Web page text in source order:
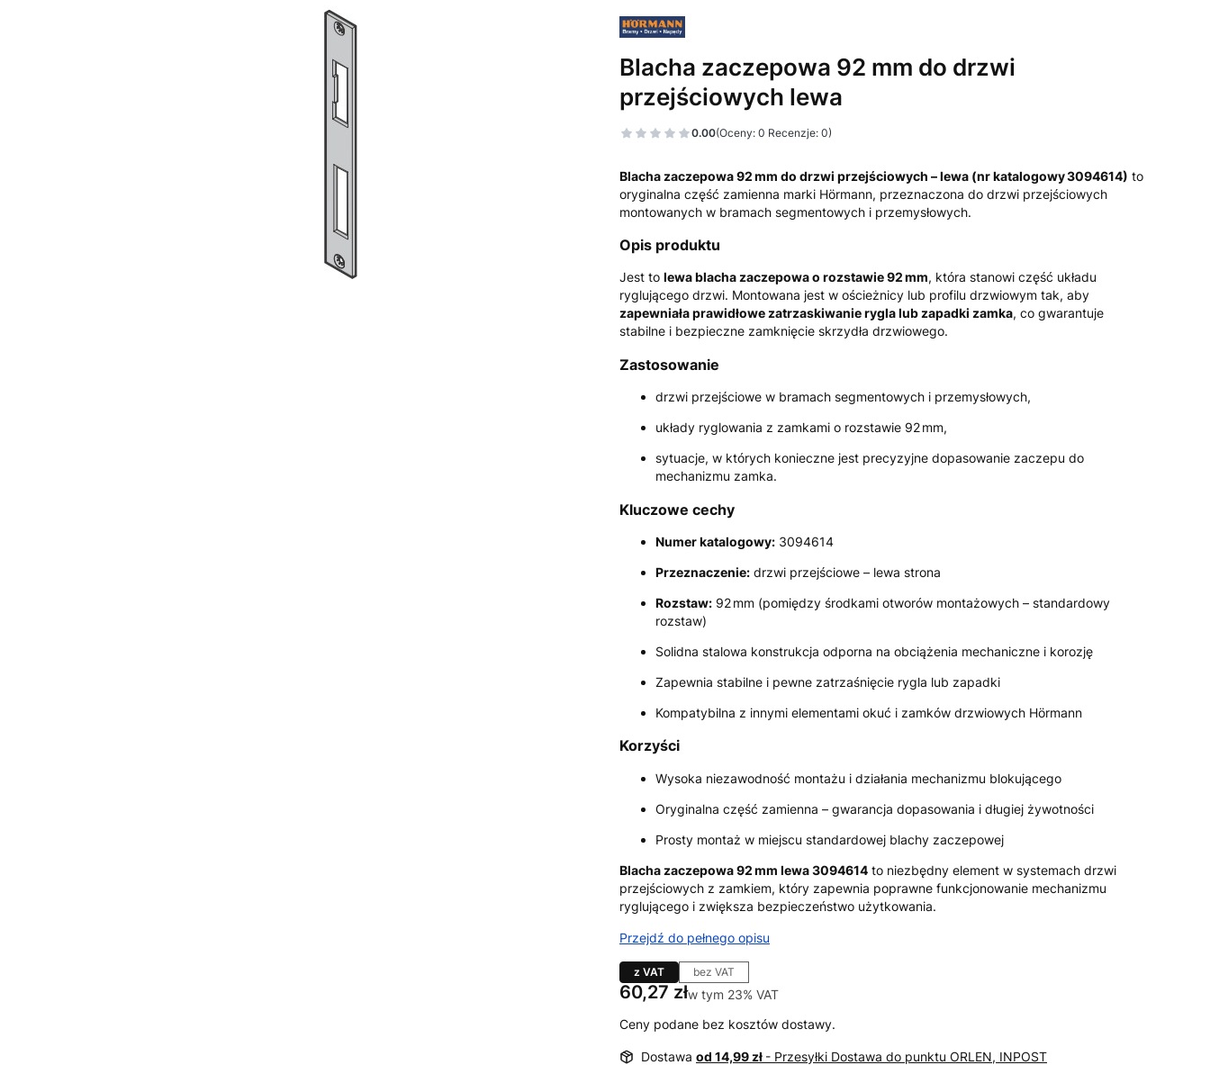
Blacha zaczepowa 92 mm do drzwi
przejściowych lewa
0.00(Oceny: 0 Recenzje: 0)
Blacha zaczepowa 92 mm do drzwi przejściowych – lewa (nr katalogowy 3094614) to
oryginalna część zamienna marki Hörmann, przeznaczona do drzwi przejściowych
montowanych w bramach segmentowych i przemysłowych.
Opis produktu
Jest to lewa blacha zaczepowa o rozstawie 92 mm, która stanowi część układu
ryglującego drzwi. Montowana jest w ościeżnicy lub profilu drzwiowym tak, aby
zapewniała prawidłowe zatrzaskiwanie rygla lub zapadki zamka, co gwarantuje
stabilne i bezpieczne zamknięcie skrzydła drzwiowego.
Zastosowanie
drzwi przejściowe w bramach segmentowych i przemysłowych,
układy ryglowania z zamkami o rozstawie 92 mm,
sytuacje, w których konieczne jest precyzyjne dopasowanie zaczepu do
mechanizmu zamka.
Kluczowe cechy
Numer katalogowy: 3094614
Przeznaczenie: drzwi przejściowe – lewa strona
Rozstaw: 92 mm (pomiędzy środkami otworów montażowych – standardowy
rozstaw)
Solidna stalowa konstrukcja odporna na obciążenia mechaniczne i korozję
Zapewnia stabilne i pewne zatrzaśnięcie rygla lub zapadki
Kompatybilna z innymi elementami okuć i zamków drzwiowych Hörmann
Korzyści
Wysoka niezawodność montażu i działania mechanizmu blokującego
Oryginalna część zamienna – gwarancja dopasowania i długiej żywotności
Prosty montaż w miejscu standardowej blachy zaczepowej
Blacha zaczepowa 92 mm lewa 3094614 to niezbędny element w systemach drzwi
przejściowych z zamkiem, który zapewnia poprawne funkcjonowanie mechanizmu
ryglującego i zwiększa bezpieczeństwo użytkowania.
Przejdź do pełnego opisu
z VAT bez VAT
Cena
60,27 złw tym 23% VAT
w tym 23% VAT
Ceny podane bez kosztów dostawy.
Dostawa od 14,99 zł - Przesyłki Dostawa do punktu ORLEN, INPOST